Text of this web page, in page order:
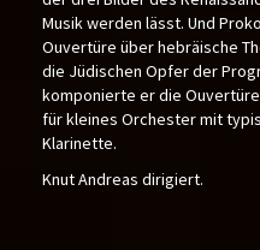
Musik werden lässt. Und
Ouvertüre über hebräische
die Jüdischen Opfer der
komponierte er die
für kleines Orchester mit
Klarinette.
Knut Andreas dirigiert.